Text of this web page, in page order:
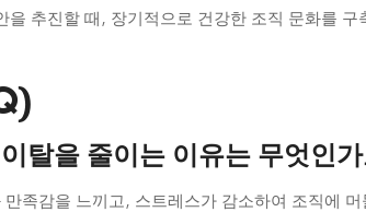
추진할 때, 장기적으로 건강한 조직 문화를 구
탈을 줄이는 이유는 무엇인
족감을 느끼고, 스트레스가 감소하여 조직에